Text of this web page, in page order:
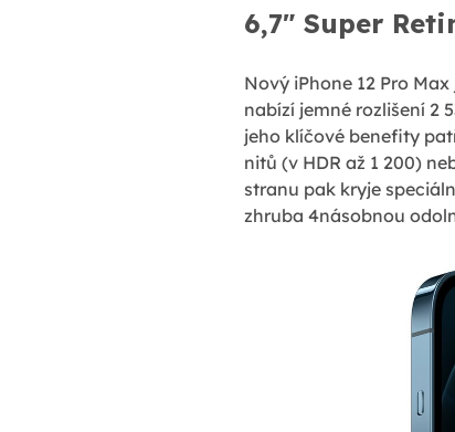
6,7" Super
Nový iPhone 12 Pro
nabízí jemné rozlišení 2
jeho klíčové benefity
nitů (v HDR až 1 200)
stranu pak kryje
zhruba 4násobnou